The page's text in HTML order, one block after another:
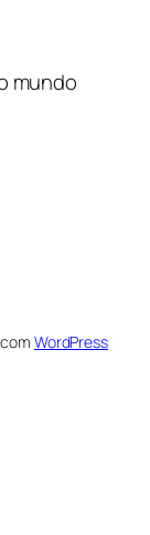
mundo
WordPress